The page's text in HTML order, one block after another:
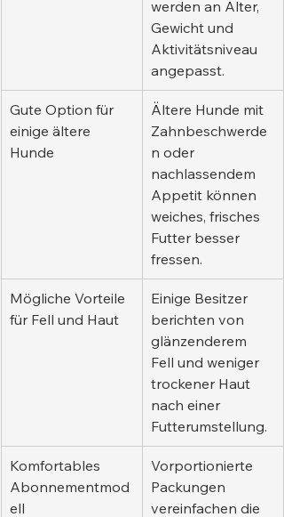
werden an Alter,
Gewicht und
Aktivitätsniveau
angepasst.
Gute Option für
einige ältere
Hunde
Ältere Hunde mit
Zahnbeschwerde
n oder
nachlassendem
Appetit können
weiches, frisches
Futter besser
fressen.
Mögliche Vorteile
für Fell und Haut
Einige Besitzer
berichten von
glänzenderem
Fell und weniger
trockener Haut
nach einer
Futterumstellung.
Komfortables
Abonnementmod
ell
Vorportionierte
Packungen
vereinfachen die